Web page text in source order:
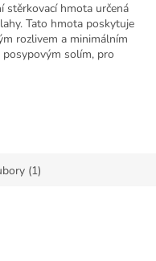
stěrkovací hmota určená
Tato hmota poskytuje
rozlivem a minimálním
solím, pro
(1)